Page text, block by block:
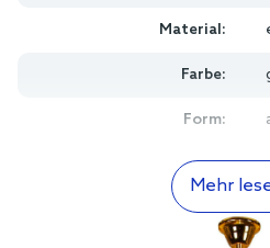
Material:
Farbe:
Form:
Mehr